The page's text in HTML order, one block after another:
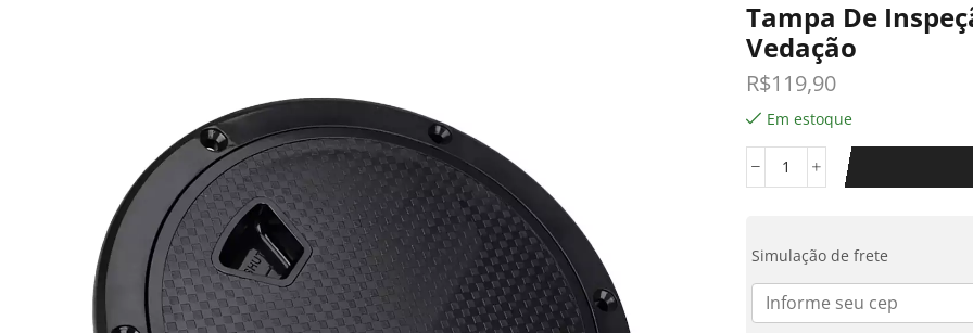
Tampa De
Vedação
R$119,90
Em estoque
Simulação de frete